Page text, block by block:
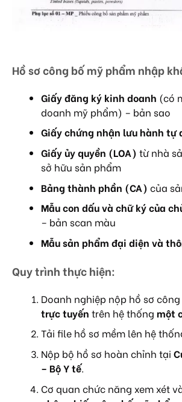
Hồ sơ công bố mỹ phẩm nhập
Giấy đăng ký kinh doanh (có
doanh mỹ phẩm) – bản sao
Giấy chứng nhận lưu hành tự
Giấy ủy quyền (LOA) từ nhà
sở hữu sản phẩm
Bảng thành phần (CA) của
Mẫu con dấu và chữ ký của
– bản scan màu
Mẫu sản phẩm đại diện và
Quy trình thực hiện:
Doanh nghiệp nộp hồ sơ
trực tuyến trên hệ thống một
Tải file hồ sơ mềm lên hệ
Nộp bộ hồ sơ hoàn chỉnh tại
– Bộ Y tế.
Cơ quan chức năng xem xét